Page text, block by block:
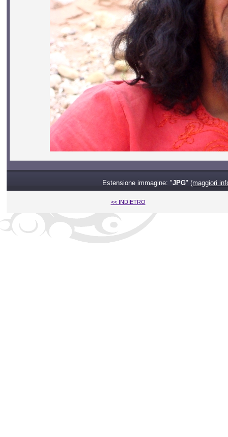
Estensione immagine: "JPG" (maggiori
<< INDIETRO